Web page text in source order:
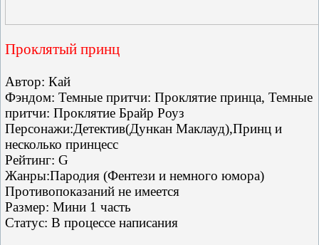
Проклятый принц
Автор: Кай
Фэндом: Темные притчи: Проклятие принца, Темные
притчи: Проклятие Брайр Роуз
Персонажи:Детектив(Дункан Маклауд),Принц и
несколько принцесс
Рейтинг: G
Жанры:Пародия (Фентези и немного юмора)
Противопоказаний не имеется
Размер: Мини 1 часть
Статус: В процессе написания